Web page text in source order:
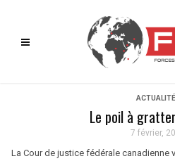
Le poil à
7 février,
La Cour de justice fédérale canadienne